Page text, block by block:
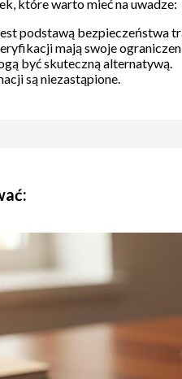
które warto mieć na uwadze:
podstawą bezpieczeństwa
mają swoje
być skuteczną alternatywą.
są niezastąpione.